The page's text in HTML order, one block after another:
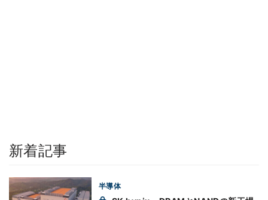
新着記事
半導体